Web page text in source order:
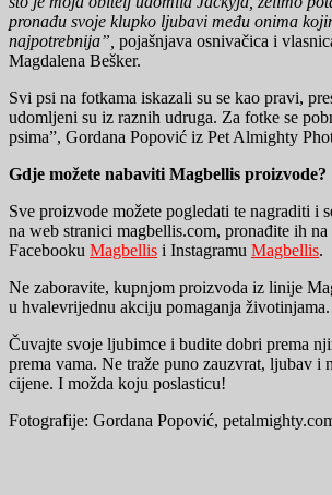
pronađu svoje klupko ljubavi među onima
najpotrebnija”, pojašnjava osnivačica i
Magdalena Bešker.
Svi psi na fotkama iskazali su se kao pravi,
udomljeni su iz raznih udruga. Za fotke se
psima”, Gordana Popović iz Pet Almighty
Gdje možete nabaviti Magbellis proizvode?
Sve proizvode možete pogledati te nagraditi i
na web stranici magbellis.com, pronađite ih na
Facebooku Magbellis i Instagramu Magbellis.
Ne zaboravite, kupnjom proizvoda iz linije
u hvalevrijednu akciju pomaganja životinjama.
Čuvajte svoje ljubimce i budite dobri prema
prema vama. Ne traže puno zauzvrat, ljubav i
cijene. I možda koju poslasticu!
Fotografije: Gordana Popović,